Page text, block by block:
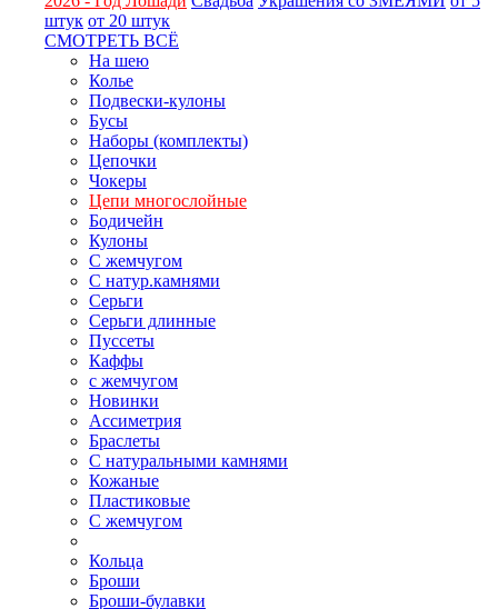
штук от 20 штук
СМОТРЕТЬ ВСЁ
На шею
Колье
Подвески-кулоны
Бусы
Наборы (комплекты)
Цепочки
Чокеры
Цепи многослойные
Бодичейн
Кулоны
С жемчугом
С натур.камнями
Серьги
Серьги длинные
Пуссеты
Каффы
с жемчугом
Новинки
Ассиметрия
Браслеты
С натуральными камнями
Кожаные
Пластиковые
С жемчугом
Кольца
Броши
Броши-булавки